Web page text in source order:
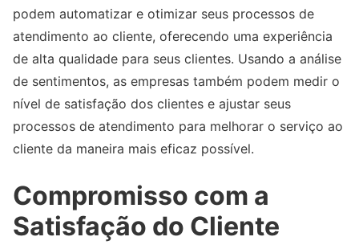
podem automatizar e otimizar seus processos de
atendimento ao cliente, oferecendo uma experiência
de alta qualidade para seus clientes. Usando a análise
de sentimentos, as empresas também podem medir o
nível de satisfação dos clientes e ajustar seus
processos de atendimento para melhorar o serviço ao
cliente da maneira mais eficaz possível.
Compromisso com a
Satisfação do Cliente